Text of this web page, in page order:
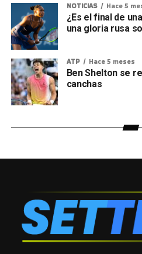
NOTICIAS Hace 5
¿Es el final de
una gloria rusa
ATP Hace 5 meses
Ben Shelton se
canchas